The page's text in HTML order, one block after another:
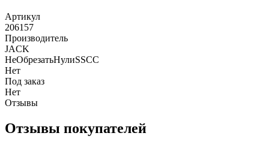
Артикул
206157
Производитель
JACK
НеОбрезатьНулиSSCC
Нет
Под заказ
Нет
Отзывы
Отзывы покупателей